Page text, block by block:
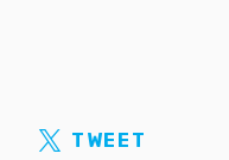
TWEET